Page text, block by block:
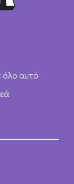
όλο αυτό